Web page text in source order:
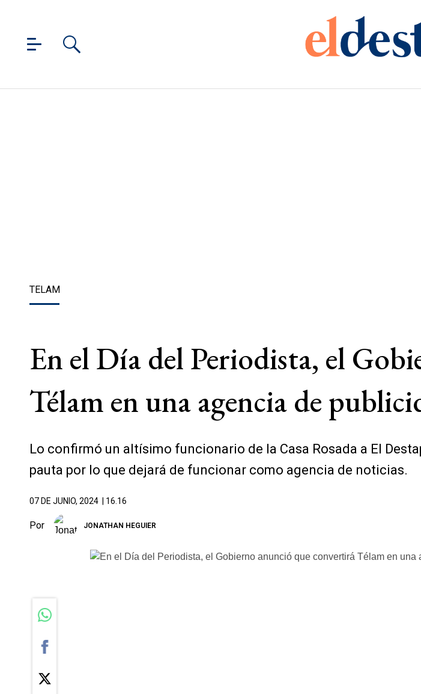
TELAM
En el Día del Periodista, el
Télam en una agencia de
Lo confirmó un altísimo funcionario de la Casa Rosada a El
pauta por lo que dejará de funcionar como agencia de noticias.
07 DE JUNIO, 2024 | 16.16
Por JONATHAN HEGUIER